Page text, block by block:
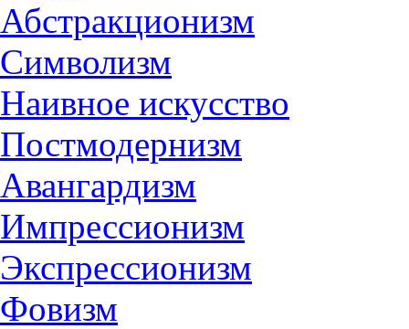
Абстракционизм
Символизм
Наивное искусство
Постмодернизм
Авангардизм
Импрессионизм
Экспрессионизм
Фовизм